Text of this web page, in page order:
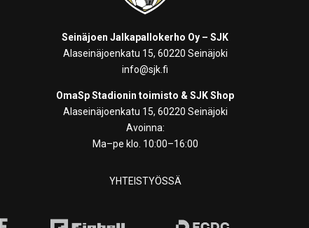
Seinäjoen Jalkapallokerho Oy – SJK
Alaseinäjoenkatu 15, 60220 Seinäjoki
info@sjk.fi
OmaSp Stadionin toimisto & SJK Shop
Alaseinäjoenkatu 15, 60220 Seinäjoki
Avoinna:
Ma–pe klo. 10:00–16:00
YHTEISTYÖSSÄ